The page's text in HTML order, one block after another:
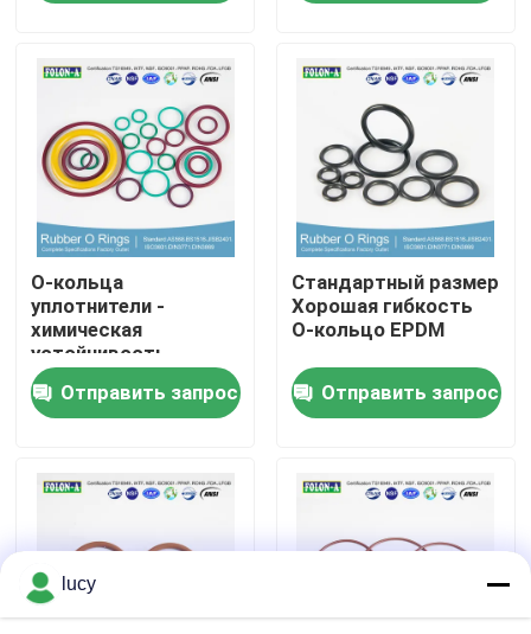
О Компании
Наша фабрика
контроль качества
контактные данные
Все случаи
резиновые колцеобразные уплотнения
О-кольца
уплотнители -
химическая
устойчивость
Отличная
температура -20 до
+180°C Высокая
Отправить запрос
Стандартный размер
Хорошая гибкость
О-кольцо EPDM
Отправить запрос
lucy